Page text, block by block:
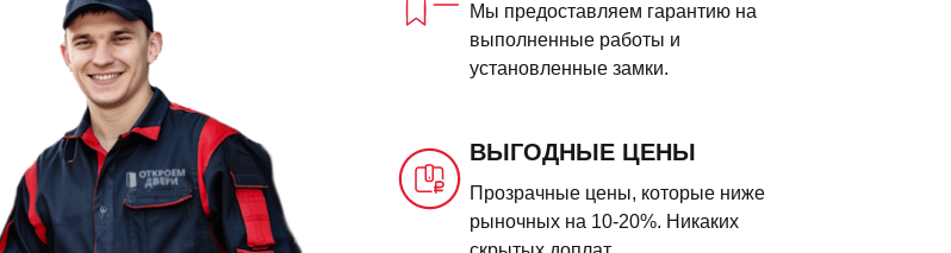
Мы предоставляем гарантию на
выполненные работы и
установленные замки.
ВЫГОДНЫЕ ЦЕНЫ
Прозрачные цены, которые ниже
рыночных на 10-20%. Никаких